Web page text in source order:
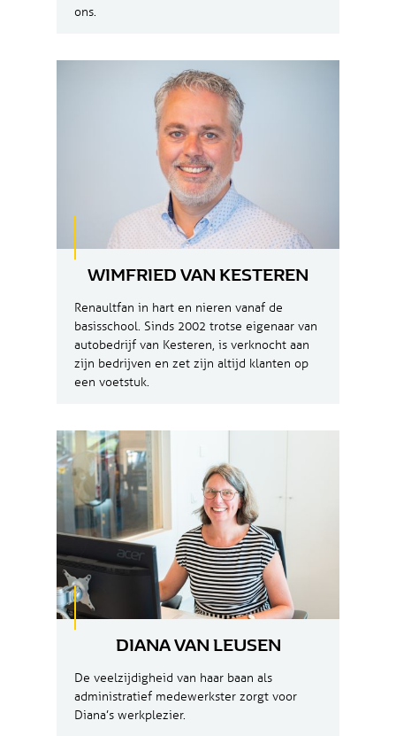
ons.
WIMFRIED VAN KESTEREN
Renaultfan in hart en nieren vanaf de
basisschool. Sinds 2002 trotse eigenaar van
autobedrijf van Kesteren, is verknocht aan
zijn bedrijven en zet zijn altijd klanten op
een voetstuk.
DIANA VAN LEUSEN
De veelzijdigheid van haar baan als
administratief medewerkster zorgt voor
Diana’s werkplezier.